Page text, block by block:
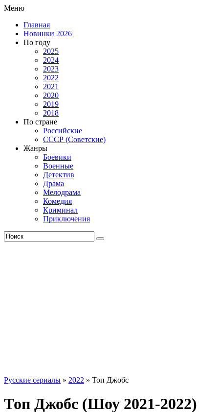
Меню
Главная
Новинки 2026
По году
2025
2024
2023
2022
2021
2020
2019
2018
По стране
Российские
СССР (Советские)
Жанры
Боевики
Военные
Детектив
Драма
Мелодрама
Комедия
Криминал
Приключения
Русские сериалы » 2022 » Топ Джобс
Топ Джобс (Шоу 2021-2022)